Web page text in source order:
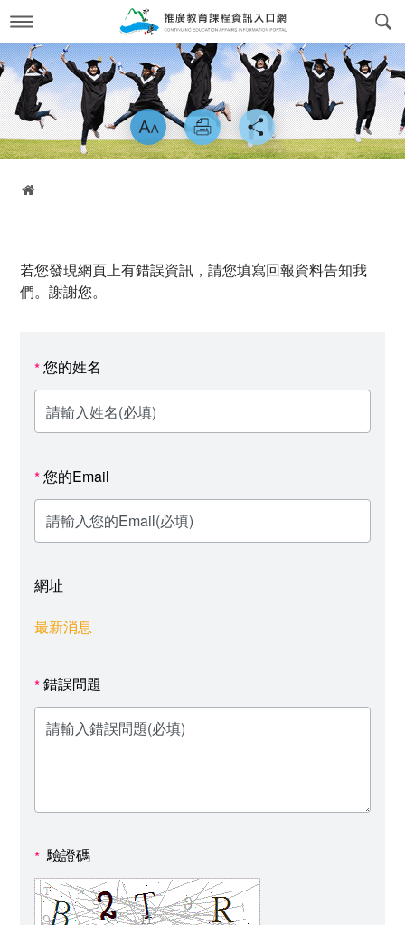
到
要
內
容
最新消息 News
關於我們 About us
交通方式
簡介
學習環境介紹
課程訊息 Course Information
政府委訓與企業合作
線上繳費 Online Payment
會員專區 Login
略過字型切
若您發現網頁上有錯誤資訊，請您填寫回報資料告知我
們。謝謝您。
*您的姓名
*您的Email
網址
最新消息
*錯誤問題
* 驗證碼